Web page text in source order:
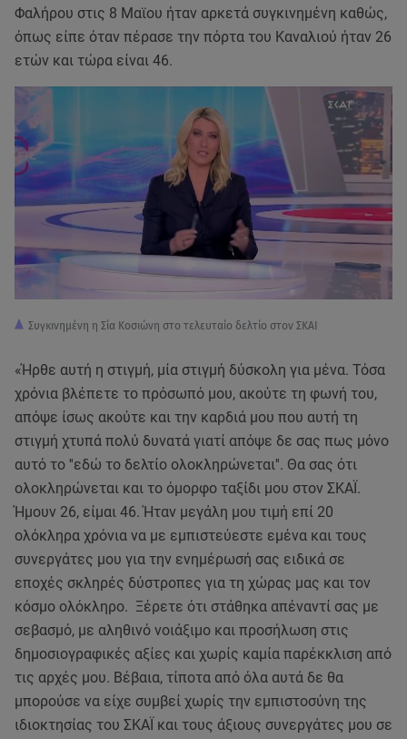
Φαλήρου στις 8 Μαϊου ήταν αρκετά συγκινημένη καθώς,
όπως είπε όταν πέρασε την πόρτα του Καναλιού ήταν 26
ετών και τώρα είναι 46.
Συγκινημένη η Σία Κοσιώνη στο τελευταίο δελτίο στον ΣΚΑΙ
«Ήρθε αυτή η στιγμή, μία στιγμή δύσκολη για μένα. Τόσα
χρόνια βλέπετε το πρόσωπό μου, ακούτε τη φωνή του,
απόψε ίσως ακούτε και την καρδιά μου που αυτή τη
στιγμή χτυπά πολύ δυνατά γιατί απόψε δε σας πως μόνο
αυτό το ''εδώ το δελτίο ολοκληρώνεται''. Θα σας ότι
ολοκληρώνεται και το όμορφο ταξίδι μου στον ΣΚΑΪ.
Ήμουν 26, είμαι 46. Ήταν μεγάλη μου τιμή επί 20
ολόκληρα χρόνια να με εμπιστεύεστε εμένα και τους
συνεργάτες μου για την ενημέρωσή σας ειδικά σε
εποχές σκληρές δύστροπες για τη χώρας μας και τον
κόσμο ολόκληρο. Ξέρετε ότι στάθηκα απέναντί σας με
σεβασμό, με αληθινό νοιάξιμο και προσήλωση στις
δημοσιογραφικές αξίες και χωρίς καμία παρέκκλιση από
τις αρχές μου. Βέβαια, τίποτα από όλα αυτά δε θα
μπορούσε να είχε συμβεί χωρίς την εμπιστοσύνη της
ιδιοκτησίας του ΣΚΑΪ και τους άξιους συνεργάτες μου σε